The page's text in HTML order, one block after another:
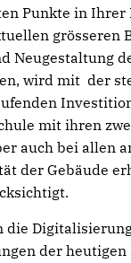
Punkte in Ihrer
grösseren
Neugestaltung
wird mit der
mit ihren
auch bei allen
der Gebäude
der